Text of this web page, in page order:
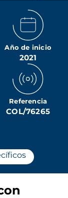
Año de inicio
2021
Referencia
COL/76265